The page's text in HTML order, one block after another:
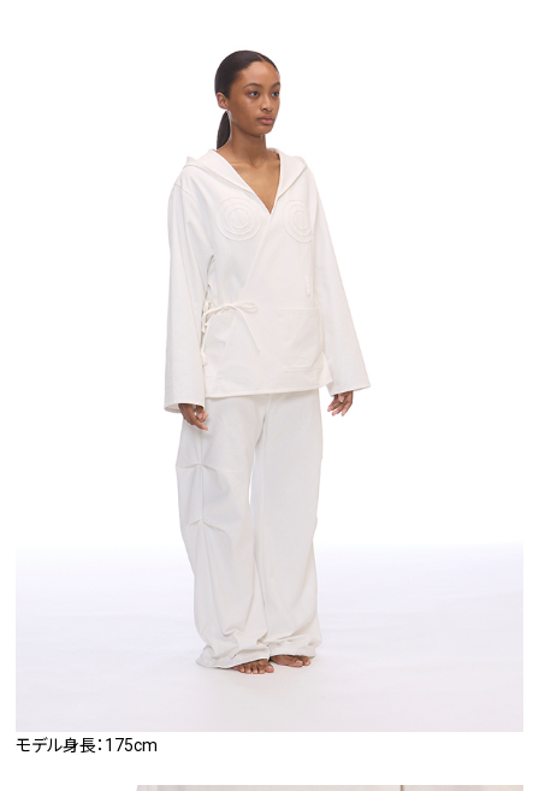
モデル身長：175cm